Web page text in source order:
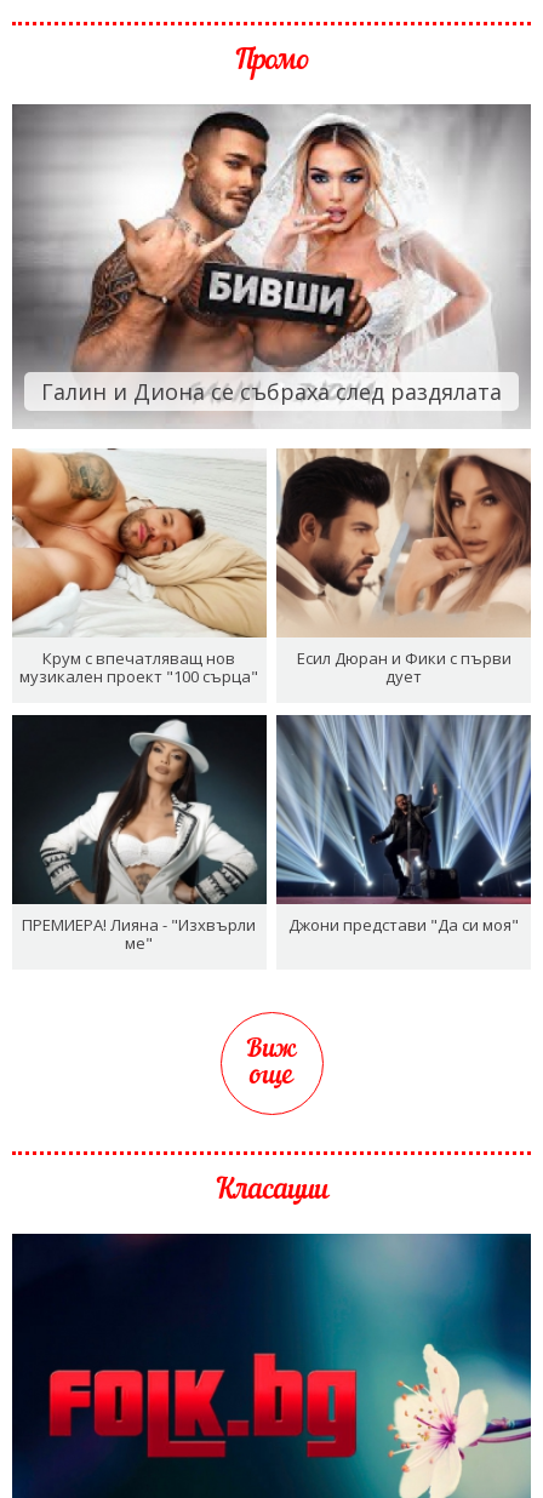
Промо
Галин и Диона се събраха след раздялата
Крум с впечатляващ нов
музикален проект "100 сърца"
Есил Дюран и Фики с първи
дует
ПРЕМИЕРА! Лияна - "Изхвърли
ме"
Джони представи "Да си моя"
Виж
още
Класации